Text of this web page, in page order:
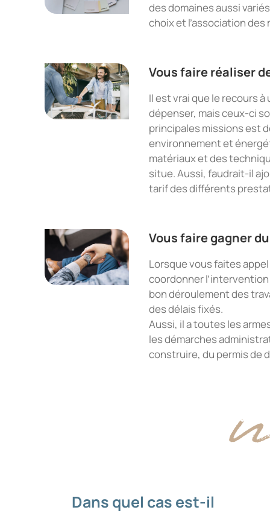
des domaines aussi
choix et l’association
Vous faire réaliser
Il est vrai que le recours
dépenser, mais ceux-ci
principales missions est
environnement et
matériaux et des
situe. Aussi, faudrait-il
tarif des différents
Vous faire gagner
Lorsque vous faites
coordonner l’intervention
bon déroulement des
des délais fixés.
Aussi, il a toutes les
les démarches
construire, du permis de
Dans quel cas est-il